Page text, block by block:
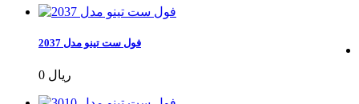
فول ست تینو مدل 2037
0 ریال